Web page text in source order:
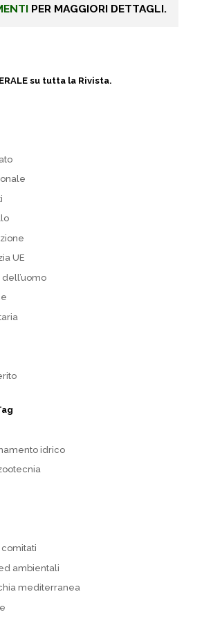
PER MAGGIORI DETTAGLI.
su tutta la Rivista.
UE
dell’uomo
idrico
comitati
ambientali
mediterranea